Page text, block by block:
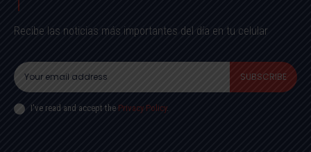
Recibe las noticias más importantes del día en tu celular
SUBSCRIBE
I've read and accept the Privacy Policy.